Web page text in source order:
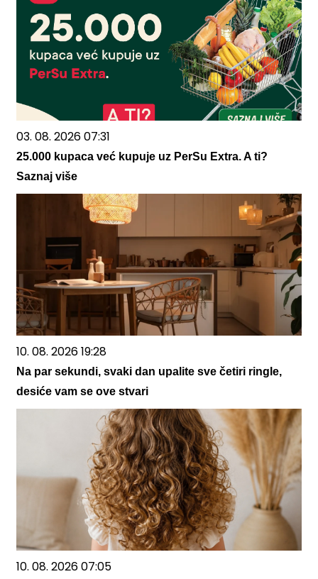
03. 08. 2026 07:31
25.000 kupaca već kupuje uz PerSu Extra. A ti?
Saznaj više
10. 08. 2026 19:28
Na par sekundi, svaki dan upalite sve četiri ringle,
desiće vam se ove stvari
10. 08. 2026 07:05